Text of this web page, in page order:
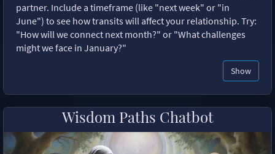
partner. Include a timeframe (like "next week" or "in
June") to see how transits will affect your relationship. Try:
"How will we connect next month?" or "What challenges
might we face in January?"
Show
Wisdom Paths Chatbot